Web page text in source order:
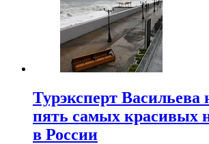
Турэксперт Васильева
пять самых красивых
в России